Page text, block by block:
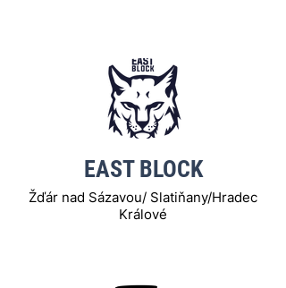
EAST BLOCK
Žďár nad Sázavou/ Slatiňany/Hradec
Králové